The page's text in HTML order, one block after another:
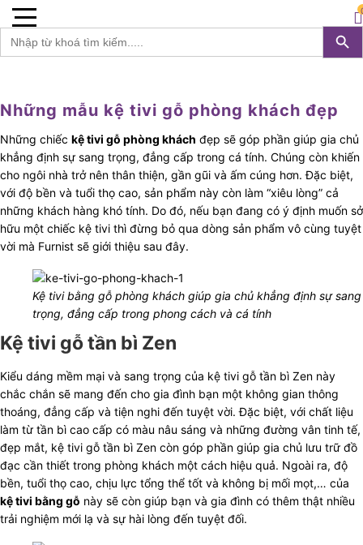
Furnist™
Search
for:
Search
0
Những mẫu kệ tivi gỗ phòng khách đẹp
Những chiếc kệ tivi gỗ phòng khách đẹp sẽ góp phần giúp gia chủ
khẳng định sự sang trọng, đẳng cấp trong cá tính. Chúng còn khiến
cho ngôi nhà trở nên thân thiện, gần gũi và ấm cúng hơn. Đặc biệt,
với độ bền và tuổi thọ cao, sản phẩm này còn làm “xiêu lòng” cả
những khách hàng khó tính. Do đó, nếu bạn đang có ý định muốn sở
hữu một chiếc kệ tivi thì đừng bỏ qua dòng sản phẩm vô cùng tuyệt
vời mà Furnist sẽ giới thiệu sau đây.
Kệ tivi bằng gỗ phòng khách giúp gia chủ khẳng định sự sang
trọng, đẳng cấp trong phong cách và cá tính
Kệ tivi gỗ tần bì Zen
Kiểu dáng mềm mại và sang trọng của kệ tivi gỗ tần bì Zen này
chắc chắn sẽ mang đến cho gia đình bạn một không gian thông
thoáng, đẳng cấp và tiện nghi đến tuyệt vời. Đặc biệt, với chất liệu
làm từ tần bì cao cấp có màu nâu sáng và những đường vân tinh tế,
đẹp mắt, kệ tivi gỗ tần bì Zen còn góp phần giúp gia chủ lưu trữ đồ
đạc cần thiết trong phòng khách một cách hiệu quả. Ngoài ra, độ
bền, tuổi thọ cao, chịu lực tổng thể tốt và không bị mối mọt,… của
kệ tivi bằng gỗ này sẽ còn giúp bạn và gia đình có thêm thật nhiều
trải nghiệm mới lạ và sự hài lòng đến tuyệt đối.